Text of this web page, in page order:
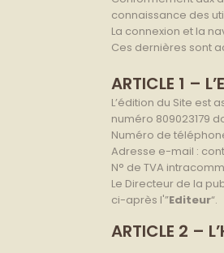
connaissance des
La connexion et la
Ces dernières sont
ARTICLE 1 –
L’édition du Site est
numéro 809023179
Numéro de
Adresse e-mail :
N° de TVA
Le Directeur de la
ci-après l'”Editeur“.
ARTICLE 2 –